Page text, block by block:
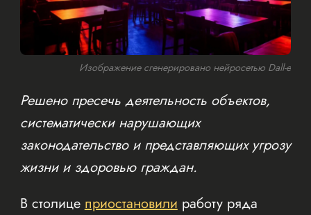
Изображение сгенерировано нейросетью Dall-e
Решено пресечь деятельность объектов,
систематически нарушающих
законодательство и представляющих угрозу
жизни и здоровью граждан.
В столицеприостановилиработу ряда